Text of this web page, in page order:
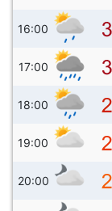
16:00
17:00
18:00
19:00
20:00